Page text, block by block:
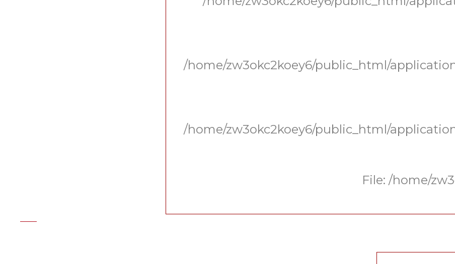
/home/zw3okc2koey6/public_html/
/home/zw3okc2koey6/public_html/
File: /home/